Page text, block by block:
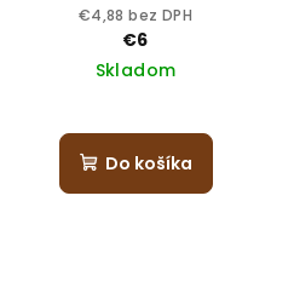
€4,88 bez DPH
€6
Skladom
Do košíka